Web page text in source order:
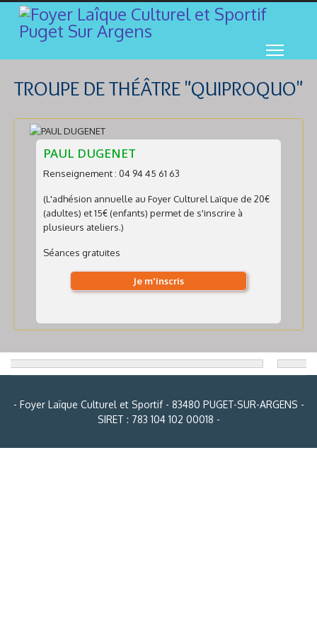
TROUPE DE THÉÂTRE "QUIPROQUO"
PAUL DUGENET
Renseignement : 04 94 45 61 63
(L'adhésion annuelle au Foyer Culturel Laïque de 20€
(adultes) et 15€ (enfants) permet de s'inscrire à
plusieurs ateliers.)
Séances gratuites
Je m'inscris
- Foyer Laïque Culturel et Sportif - 83480 PUGET-SUR-ARGENS -
SIRET : 783 104 102 00018 -